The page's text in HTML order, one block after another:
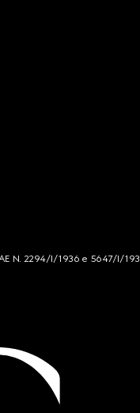
N. 2294/I/1936 e 5647/I/